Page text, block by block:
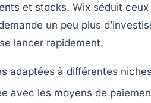
et stocks. Wix séduit
un peu plus
lancer rapidement.
adaptées à différentes
avec les moyens de